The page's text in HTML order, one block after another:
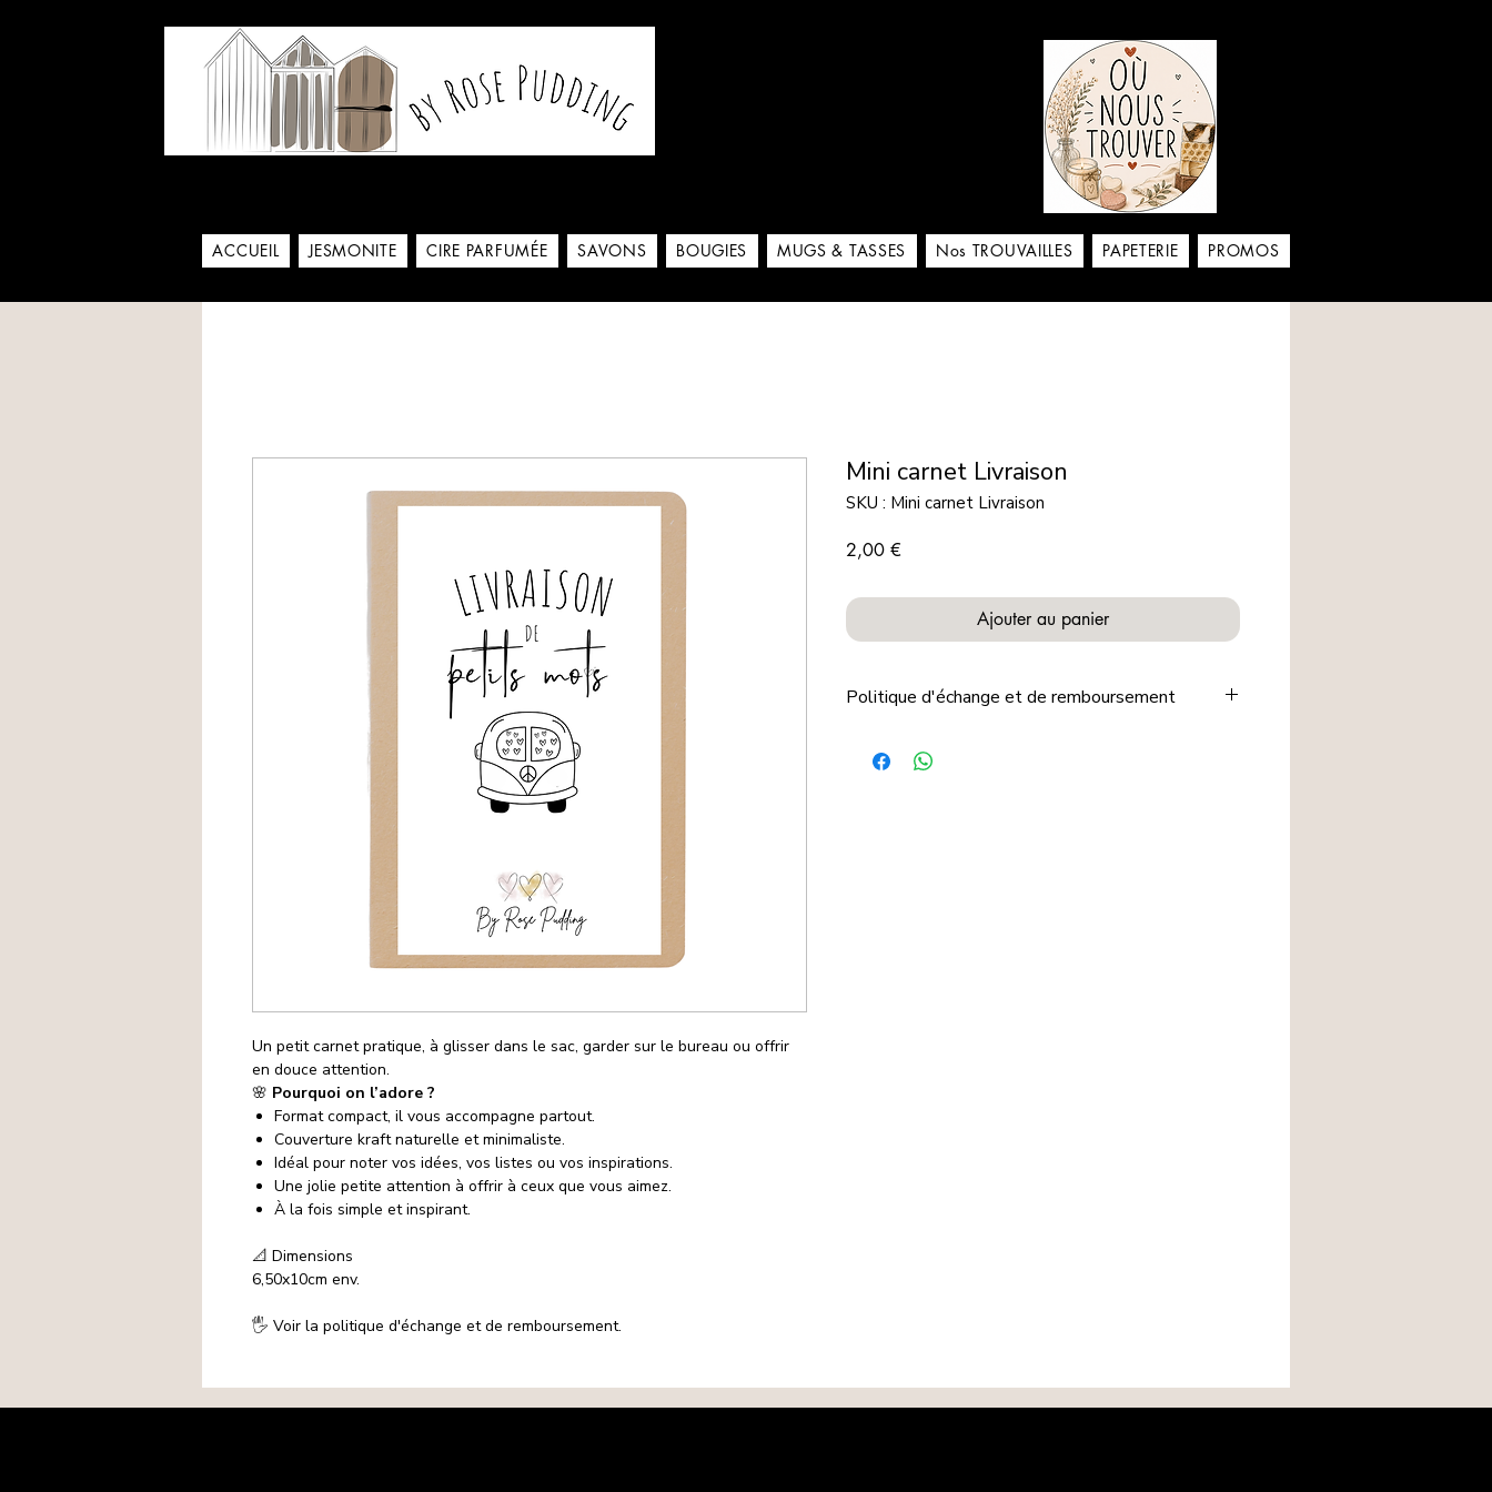
De notre atelier à votre maison
ACCUEIL JESMONITE CIRE PARFUMÉE SAVONS BOUGIES MUGS & TASSES Nos TROUVAILLES PAPETERIE PROMOS
Un petit carnet pratique, à glisser dans le sac, garder sur le bureau ou offrir
en douce attention.
🌸 Pourquoi on l’adore ?
Format compact, il vous accompagne partout.
Couverture kraft naturelle et minimaliste.
Idéal pour noter vos idées, vos listes ou vos inspirations.
Une jolie petite attention à offrir à ceux que vous aimez.
À la fois simple et inspirant.
📐 Dimensions
6,50x10cm env.
🖐️ Voir la politique d'échange et de remboursement.
Mini carnet Livraison
SKU : Mini carnet Livraison
2,00 €
Ajouter au panier
Politique d'échange et de remboursement
à la demande ou personnalisés selon les indications